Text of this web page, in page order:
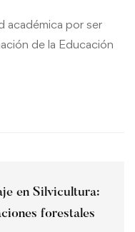
académica por ser
de la Educación
en Silvicultura:
forestales